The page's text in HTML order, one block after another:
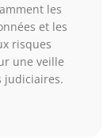
les
et les
risques
une veille
judiciaires.